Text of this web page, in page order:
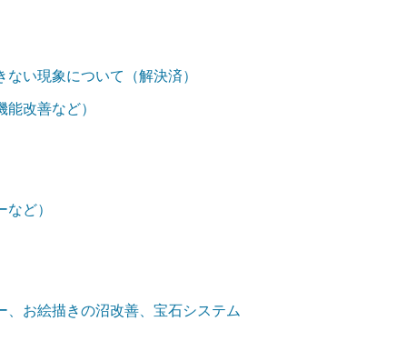
い現象について（解決済）
改善など）
ど）
お絵描きの沼改善、宝石システム